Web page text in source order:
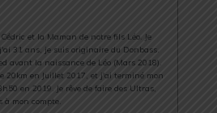
et la Maman de notre fils Léo. Je
31 ans, je suis originaire du Donbass.
avant la naissance de Léo (Mars 2018).
20km en Juillet 2017, et j'ai terminé mon
en 2019. Je rêve de faire des Ultras,
à mon compte.